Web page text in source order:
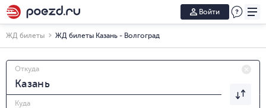
Войти
ЖД билеты ЖД билеты Казань - Волгоград
Откуда
Куда